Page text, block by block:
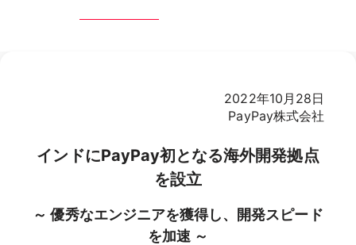
2022年10月28日
PayPay株式会社
インドにPayPay初となる海外開発拠点
を設立
～ 優秀なエンジニアを獲得し、開発スピード
を加速 ～